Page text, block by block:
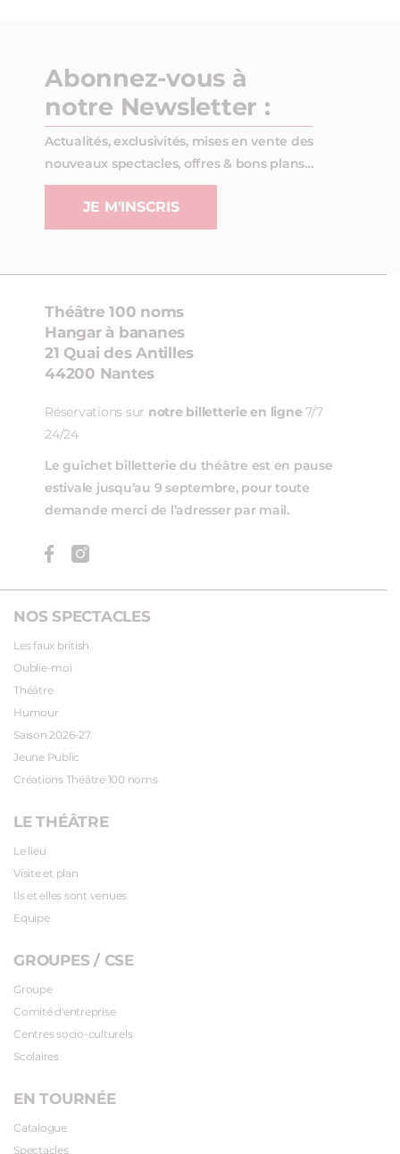
Abonnez-vous à
notre Newsletter :
Actualités, exclusivités, mises en vente des
nouveaux spectacles, offres & bons plans…
JE M'INSCRIS
NOS SPECTACLES
Les faux british
Oublie-moi
Théâtre
Humour
Saison 2026-27
Jeune Public
Créations Théâtre 100 noms
LE THÉÂTRE
Le lieu
Visite et plan
Ils et elles sont venues
Equipe
GROUPES / CSE
Groupe
Comité d'entreprise
Centres socio-culturels
Scolaires
EN TOURNÉE
Catalogue
Spectacles
Théâtre 100 noms
Hangar à bananes
21 Quai des Antilles
44200 Nantes
Réservations sur notre billetterie en ligne 7/7
24/24
Le guichet billetterie du théâtre est en pause
estivale jusqu’au 9 septembre, pour toute
demande merci de l’adresser par mail.